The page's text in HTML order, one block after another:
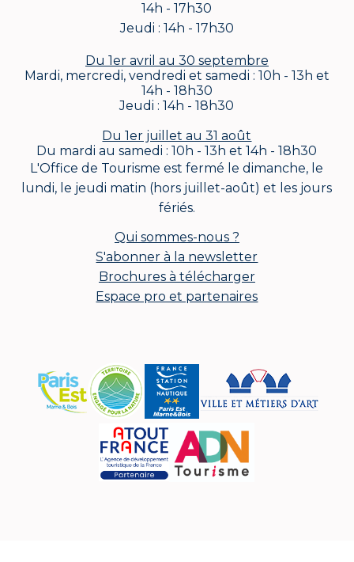
14h - 17h30
Jeudi : 14h - 17h30
Du 1er avril au 30 septembre
Mardi, mercredi, vendredi et samedi : 10h - 13h et
14h - 18h30
Jeudi : 14h - 18h30
Du 1er juillet au 31 août
Du mardi au samedi : 10h - 13h et 14h - 18h30
L'Office de Tourisme est fermé le dimanche, le
lundi, le jeudi matin (hors juillet-août) et les jours
fériés.
Qui sommes-nous ?
S'abonner à la newsletter
Brochures à télécharger
Espace pro et partenaires